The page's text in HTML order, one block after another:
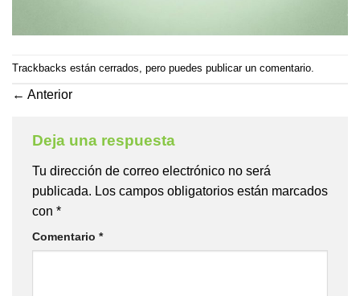
Trackbacks están cerrados, pero puedes publicar un comentario.
← Anterior
Deja una respuesta
Tu dirección de correo electrónico no será
publicada. Los campos obligatorios están marcados
con *
Comentario *